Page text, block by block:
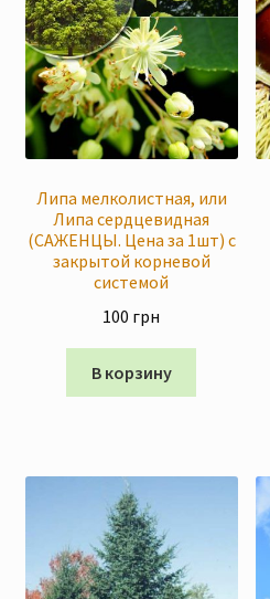
Липа мелколистная, или
Липа сердцевидная
(САЖЕНЦЫ. Цена за 1шт) с
закрытой корневой
системой
100 грн
В корзину